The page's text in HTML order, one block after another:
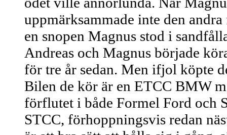
uppmärksammade inte den
en snopen Magnus stod i
Andreas och Magnus började
för tre år sedan. Men ifjol köpte
Bilen de kör är en ETCC BMW
förflutet i både Formel Ford och
STCC, förhoppningsvis redan